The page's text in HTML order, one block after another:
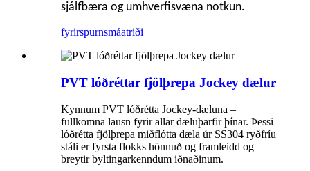
sjálfbæra og umhverfisvæna notkun.
fyrirspurnsmáatriði
PVT lóðréttar fjölþrepa Jockey dælur
Kynnum PVT lóðrétta Jockey-dæluna –
fullkomna lausn fyrir allar dæluþarfir þínar. Þessi
lóðrétta fjölþrepa miðflótta dæla úr SS304 ryðfríu
stáli er fyrsta flokks hönnuð og framleidd og
breytir byltingarkenndum iðnaðinum.